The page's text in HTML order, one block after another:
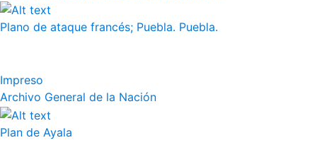
Plano de ataque francés; Puebla. Puebla.
Impreso
Archivo General de la Nación
Plan de Ayala